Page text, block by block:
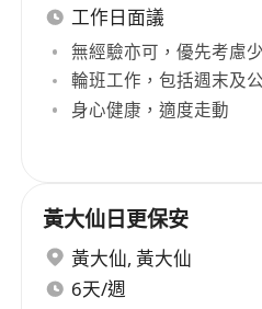
工作日面議
無經驗亦可，優先考慮
輪班工作，包括週末及
身心健康，適度走動
黃大仙日更保安
黃大仙, 黃大仙
6天/週